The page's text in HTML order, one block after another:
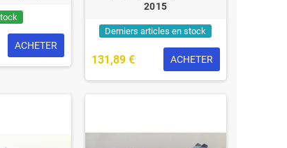
ACHETER
2015
Derniers articles en stock
131,89 € ACHETER